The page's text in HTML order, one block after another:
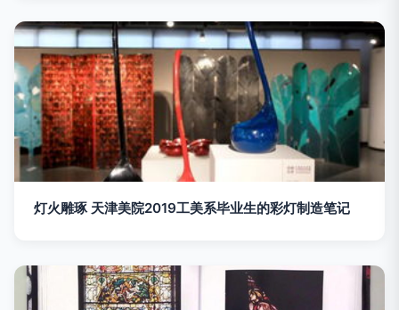
灯火雕琢 天津美院2019工美系毕业生的彩灯制造笔记